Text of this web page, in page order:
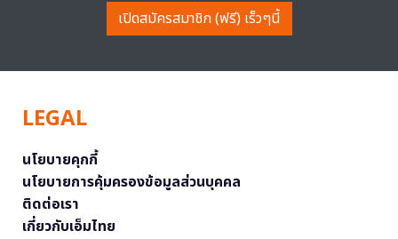
เปิดสมัครสมาชิก (ฟรี) เร็วๆนี้
LEGAL
นโยบายคุกกี้
นโยบายการคุ้มครองข้อมูลส่วนบุคคล
ติดต่อเรา
เกี่ยวกับเอ็มไทย